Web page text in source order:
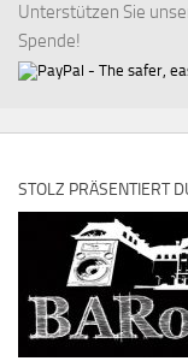
Unterstützen Sie
Spende!
STOLZ PRÄSENTIERT